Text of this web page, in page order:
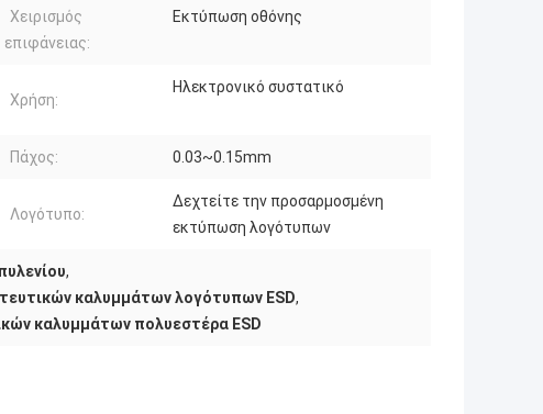
Χειρισμός
επιφάνειας:
Εκτύπωση οθόνης
Χρήση:
Ηλεκτρονικό συστατικό
Πάχος: 0.03~0.15mm
Λογότυπο:
Δεχτείτε την προσαρμοσμένη
εκτύπωση λογότυπων
,
καλυμμάτων λογότυπων ESD,
καλυμμάτων πολυεστέρα ESD